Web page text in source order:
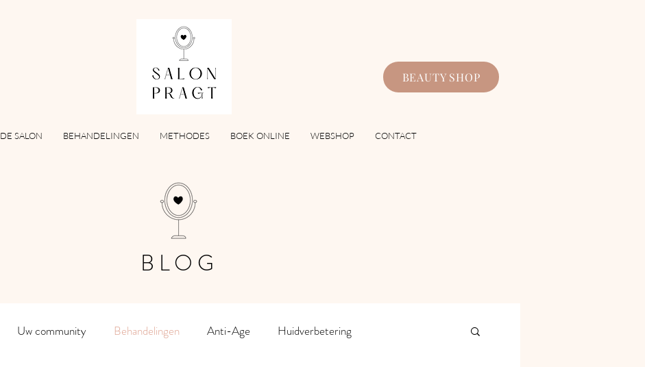
BEAUTY SHOP
DE SALON BEHANDELINGEN METHODES BOEK ONLINE WEBSHOP CONTACT
Uw community Behandelingen Anti-Age Huidverbetering
BLOG